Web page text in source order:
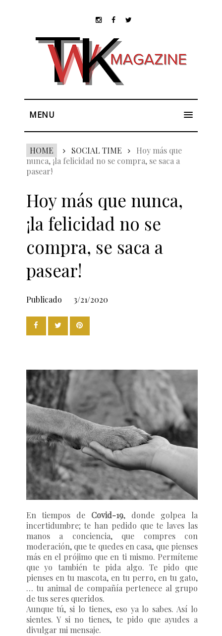
MENU
HOME SOCIAL TIME
Hoy más que
nunca, ¡la felicidad no se compra, se saca a
pasear!
Hoy más que nunca,
¡la felicidad no se
compra, se saca a
pasear!
Publicado 3/21/2020
En tiempos de Covid-19, donde golpea la
incertidumbre; te han pedido que te laves las
manos a conciencia, que compres con
moderación, que te quedes en casa, que pienses
más en el prójimo que en ti mismo. Permíteme
que yo también te pida algo. Te pido que
pienses en tu mascota, en tu perro, en tu gato,
… tu animal de compañía pertenece al grupo
de tus seres queridos.
Aunque tú, si lo tienes, eso ya lo sabes. Así lo
sientes. Y si no tienes, te pido que ayudes a
divulgar mi mensaje.